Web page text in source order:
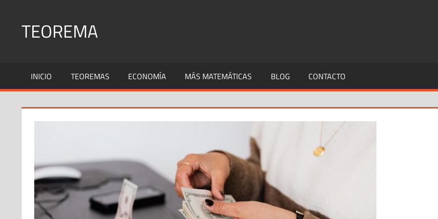
contenidoTEOREMA
todos
los
INICIO TEOREMAS ECONOMÍA MÁS MATEMÁTICAS BLOG CONTACTO